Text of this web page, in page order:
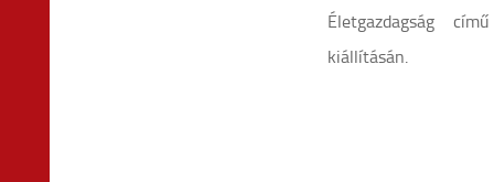
Életgazdagság című
kiállításán.